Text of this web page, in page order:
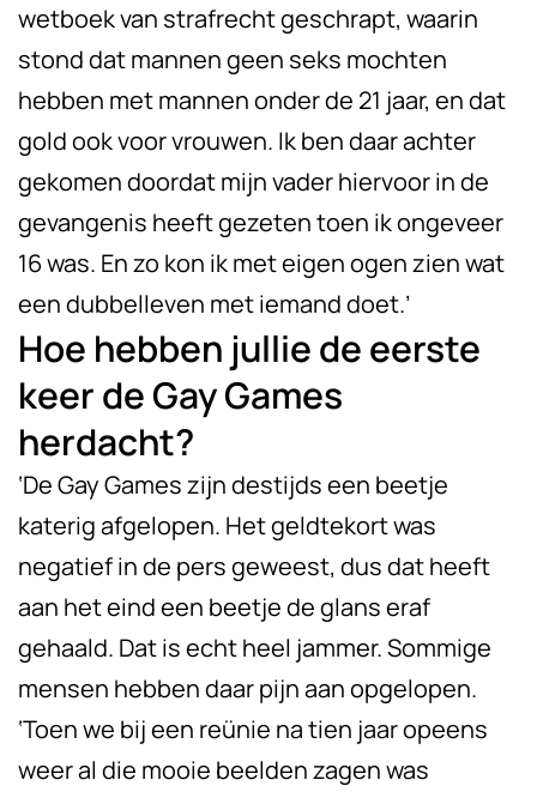
wetboek van strafrecht geschrapt, waarin
stond dat mannen geen seks mochten
hebben met mannen onder de 21 jaar, en dat
gold ook voor vrouwen. Ik ben daar achter
gekomen doordat mijn vader hiervoor in de
gevangenis heeft gezeten toen ik ongeveer
16 was. En zo kon ik met eigen ogen zien wat
een dubbelleven met iemand doet.’
Hoe hebben jullie de eerste
keer de Gay Games
herdacht?
‘De Gay Games zijn destijds een beetje
katerig afgelopen. Het geldtekort was
negatief in de pers geweest, dus dat heeft
aan het eind een beetje de glans eraf
gehaald. Dat is echt heel jammer. Sommige
mensen hebben daar pijn aan opgelopen.
‘Toen we bij een reünie na tien jaar opeens
weer al die mooie beelden zagen was